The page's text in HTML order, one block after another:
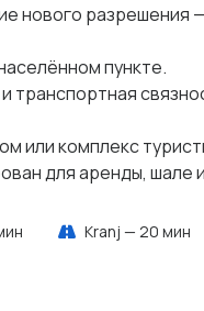
нового разрешения
пункте.
или комплекс
для аренды, шале
Kranj — 20 мин